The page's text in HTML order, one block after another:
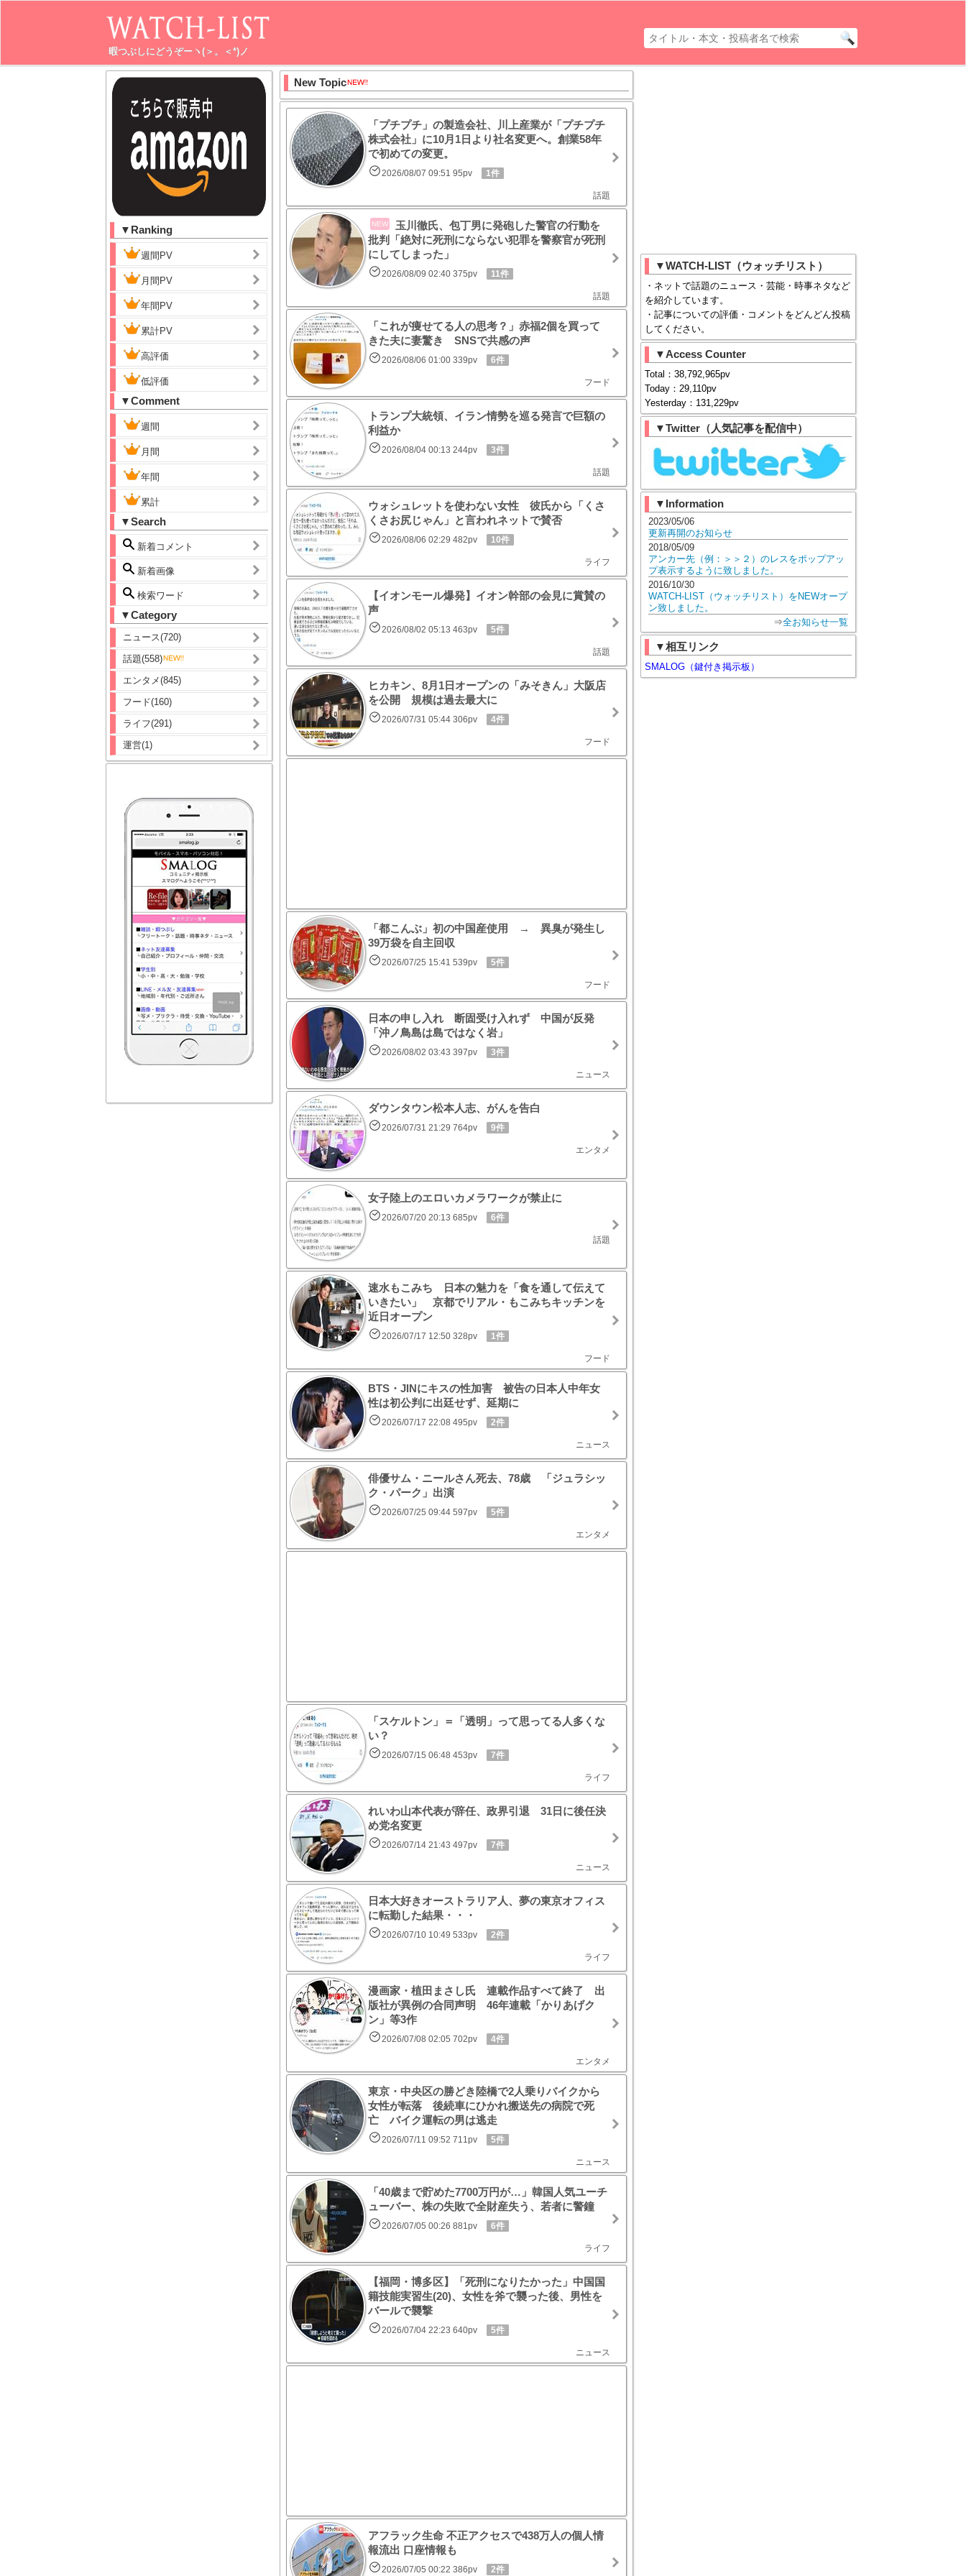
暇つぶしにどうぞーヽ(＞。＜*)ノ
▼Ranking
週間PV
月間PV
年間PV
累計PV
高評価
低評価
▼Comment
週間
月間
年間
累計
▼Search
新着コメント
新着画像
検索ワード
▼Category
ニュース(720)
話題(558)
エンタメ(845)
フード(160)
ライフ(291)
運営(1)
New Topic
「プチプチ」の製造会社、川上産業が「プチプチ
株式会社」に10月1日より社名変更へ。創業58年
で初めての変更。
2026/08/07 09:51 95pv 1件
話題
NEW
玉川徹氏、包丁男に発砲した警官の行動を
批判「絶対に死刑にならない犯罪を警察官が死刑
にしてしまった」
2026/08/09 02:40 375pv 11件
話題
「これが痩せてる人の思考？」赤福2個を買って
きた夫に妻驚き SNSで共感の声
2026/08/06 01:00 339pv 6件
フード
トランプ大統領、イラン情勢を巡る発言で巨額の
利益か
2026/08/04 00:13 244pv 3件
話題
ウォシュレットを使わない女性 彼氏から「くさ
くさお尻じゃん」と言われネットで賛否
2026/08/06 02:29 482pv 10件
ライフ
【イオンモール爆発】イオン幹部の会見に賞賛の
声
2026/08/02 05:13 463pv 5件
話題
ヒカキン、8月1日オープンの「みそきん」大阪店
を公開 規模は過去最大に
2026/07/31 05:44 306pv 4件
フード
「都こんぶ」初の中国産使用 → 異臭が発生し
39万袋を自主回収
2026/07/25 15:41 539pv 5件
フード
日本の申し入れ 断固受け入れず 中国が反発
「沖ノ鳥島は島ではなく岩」
2026/08/02 03:43 397pv 3件
ニュース
ダウンタウン松本人志、がんを告白
2026/07/31 21:29 764pv 9件
エンタメ
女子陸上のエロいカメラワークが禁止に
2026/07/20 20:13 685pv 6件
話題
速水もこみち 日本の魅力を「食を通して伝えて
いきたい」 京都でリアル・もこみちキッチンを
近日オープン
2026/07/17 12:50 328pv 1件
フード
BTS・JINにキスの性加害 被告の日本人中年女
性は初公判に出廷せず、延期に
2026/07/17 22:08 495pv 2件
ニュース
俳優サム・ニールさん死去、78歳 「ジュラシッ
ク・パーク」出演
2026/07/25 09:44 597pv 5件
エンタメ
「スケルトン」＝「透明」って思ってる人多くな
い？
2026/07/15 06:48 453pv 7件
ライフ
れいわ山本代表が辞任、政界引退 31日に後任決
め党名変更
2026/07/14 21:43 497pv 7件
ニュース
日本大好きオーストラリア人、夢の東京オフィス
に転勤した結果・・・
2026/07/10 10:49 533pv 2件
ライフ
漫画家・植田まさし氏 連載作品すべて終了 出
版社が異例の合同声明 46年連載「かりあげク
ン」等3作
2026/07/08 02:05 702pv 4件
エンタメ
東京・中央区の勝どき陸橋で2人乗りバイクから
女性が転落 後続車にひかれ搬送先の病院で死
亡 バイク運転の男は逃走
2026/07/11 09:52 711pv 5件
ニュース
「40歳まで貯めた7700万円が…」韓国人気ユーチ
ューバー、株の失敗で全財産失う、若者に警鐘
2026/07/05 00:26 881pv 6件
ライフ
【福岡・博多区】「死刑になりたかった」中国国
籍技能実習生(20)、女性を斧で襲った後、男性を
バールで襲撃
2026/07/04 22:23 640pv 5件
ニュース
アフラック生命 不正アクセスで438万人の個人情
報流出 口座情報も
2026/07/05 00:22 386pv 2件
▼WATCH-LIST（ウォッチリスト）
・ネットで話題のニュース・芸能・時事ネタなど
を紹介しています。
・記事についての評価・コメントをどんどん投稿
してください。
▼Access Counter
Total：38,792,965pv
Today：29,110pv
Yesterday：131,229pv
▼Twitter（人気記事を配信中）
▼Information
2023/05/06
更新再開のお知らせ
2018/05/09
アンカー先（例：＞＞２）のレスをポップアッ
プ表示するように致しました。
2016/10/30
WATCH-LIST（ウォッチリスト）をNEWオープ
ン致しました。
⇒全お知らせ一覧
▼相互リンク
SMALOG（鍵付き掲示板）